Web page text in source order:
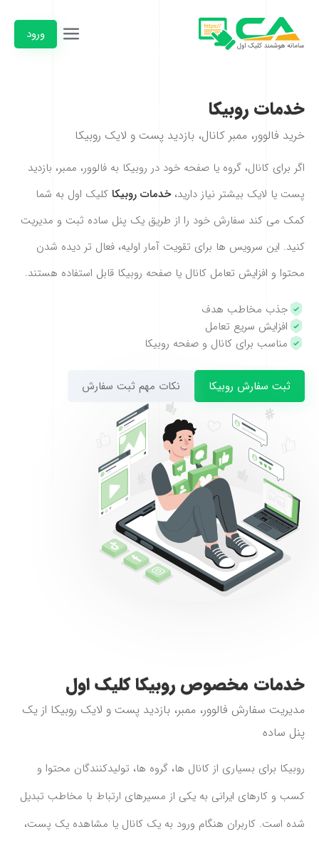
ورود
خدمات روبیکا
خرید فالوور، ممبر کانال، بازدید پست و لایک روبیکا
اگر برای کانال، گروه یا صفحه خود در روبیکا به فالوور، ممبر، بازدید
پست یا لایک بیشتر نیاز دارید،خدمات روبیکا کلیک اول به شما
کمک می کند سفارش خود را از طریق یک پنل ساده ثبت و مدیریت
کنید. این سرویس ها برای تقویت آمار اولیه، فعال تر دیده شدن
محتوا و افزایش تعامل کانال یا صفحه روبیکا قابل استفاده هستند.
جذب مخاطب هدف
افزایش سریع تعامل
مناسب برای کانال و صفحه روبیکا
ثبت سفارش روبیکا نکات مهم ثبت سفارش
خدمات مخصوص روبیکا کلیک اول
مدیریت سفارش فالوور، ممبر، بازدید پست و لایک روبیکا از یک
پنل ساده
روبیکا برای بسیاری از کانال ها، گروه ها، تولیدکنندگان محتوا و
کسب و کارهای ایرانی به یکی از مسیرهای ارتباط با مخاطب تبدیل
شده است. کاربران هنگام ورود به یک کانال یا مشاهده یک پست،